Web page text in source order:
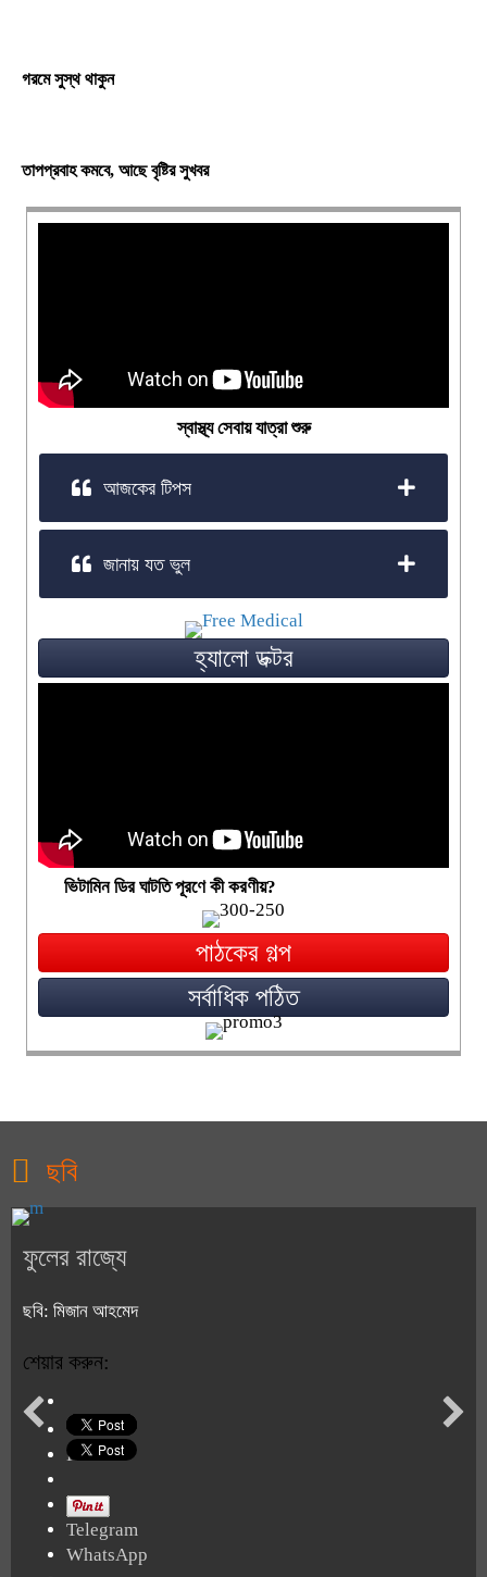
গরমে সুস্থ থাকুন
তাপপ্রবাহ কমবে, আছে বৃষ্টির সুখবর
স্বাস্থ্য সেবায় যাত্রা শুরু
আজকের টিপস
জানায় যত ভুল
হ্যালো ডক্টর
ভিটামিন ডির ঘাটতি পূরণে কী করণীয়?
পাঠকের গল্প
সর্বাধিক পঠিত
ছবি
ফুলের রাজ্যে
ছবি: মিজান আহমেদ
শেয়ার করুন:
Print
Telegram
WhatsApp